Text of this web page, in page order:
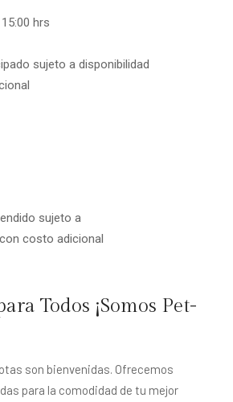
hrs
sujeto a disponibilidad
sujeto a
costo adicional
Todos ¡Somos Pet-
son bienvenidas. Ofrecemos
para la comodidad de tu mejor